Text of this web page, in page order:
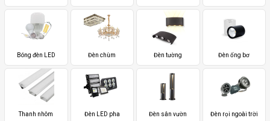
Bóng đèn LED Đèn chùm Đèn tường Đèn ống bơ
Thanh nhôm Đèn LED pha Đèn sân vườn Đèn rọi ngoài trời